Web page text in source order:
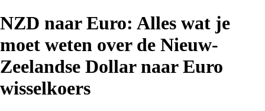
NZD naar Euro: Alles wat je
moet weten over de Nieuw-
Zeelandse Dollar naar Euro
wisselkoers